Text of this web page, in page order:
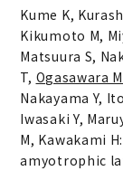
Kume K,
Kikumoto M,
Matsuura S,
T, Ogasawara M
Nakayama Y,
Iwasaki Y,
M, Kawakami
amyotrophic